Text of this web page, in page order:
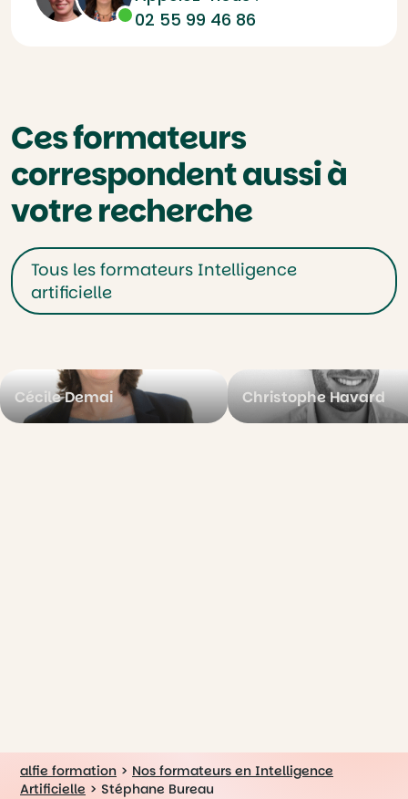
02 55 99 46 86
Ces formateurs
correspondent aussi à
votre recherche
Tous les formateurs Intelligence
artificielle
Cécile Demai Christophe Havard
alfie formation > Nos formateurs en Intelligence
Artificielle > Stéphane Bureau